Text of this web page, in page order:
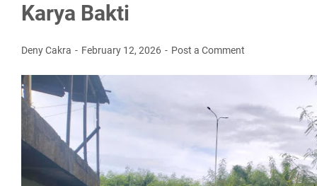
Karya Bakti
Deny Cakra February 12, 2026 Post a Comment